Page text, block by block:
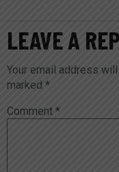
LEAVE A
Your email address
marked *
Comment *